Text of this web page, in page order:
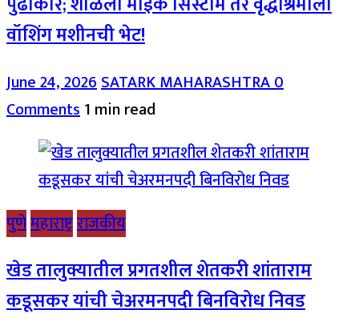
वॉशिंग मशीनची भेट!
June 24, 2026SATARK MAHARASHTRA0
Comments1 min read
पुणेमहाराष्ट्रराजकीय
खेड तालुक्यातील प्रगतशील शेतकरी शांताराम
कडूसकर यांची चेअरमनपदी बिनविरोध निवड